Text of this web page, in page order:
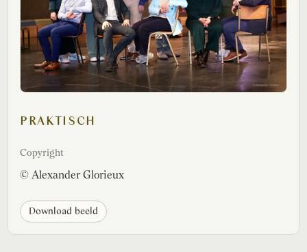
PRAKTISCH
Copyright
© Alexander Glorieux
Download beeld